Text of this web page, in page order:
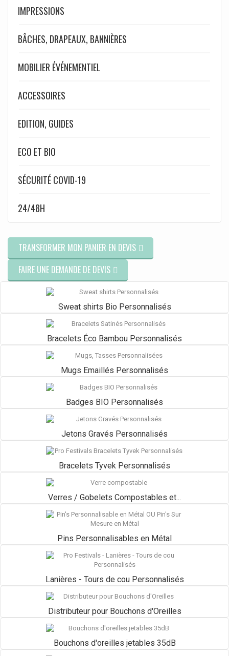
IMPRESSIONS
BÂCHES, DRAPEAUX, BANNIÈRES
MOBILIER ÉVÉNEMENTIEL
ACCESSOIRES
EDITION, GUIDES
ECO ET BIO
SÉCURITÉ COVID-19
24/48H
TRANSFORMER MON PANIER EN DEVIS
FAIRE UNE DEMANDE DE DEVIS
Sweat shirts Bio Personnalisés
Bracelets Éco Bambou Personnalisés
Mugs Emaillés Personnalisés
Badges BIO Personnalisés
Jetons Gravés Personnalisés
Bracelets Tyvek Personnalisés
Verres / Gobelets Compostables et...
Pins Personnalisables en Métal
Lanières - Tours de cou Personnalisés
Distributeur pour Bouchons d'Oreilles
Bouchons d'oreilles jetables 35dB